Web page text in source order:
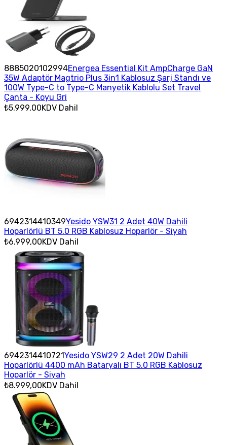
8885020102994Energea Essential Kit AmpCharge GaN
35W Adaptör Magtrio Plus 3in1 Kablosuz Şarj Standı ve
100W Type-C to Type-C Manyetik Kablolu Set Travel
Çanta - Koyu Gri
₺5.999,00KDV Dahil
6942314410349Yesido YSW31 2 Adet 40W Dahili
Hoparlörlü BT 5.0 RGB Kablosuz Hoparlör - Siyah
₺6.999,00KDV Dahil
6942314410721Yesido YSW29 2 Adet 20W Dahili
Hoparlörlü 4400 mAh Bataryalı BT 5.0 RGB Kablosuz
Hoparlör - Siyah
₺8.999,00KDV Dahil